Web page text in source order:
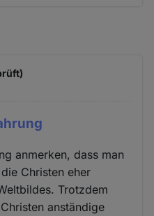
anmerken, dass man
Christen eher
Trotzdem
anständige